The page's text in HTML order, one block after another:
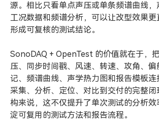
源。相比只看单点声压或单条频谱曲线，
工况数据和频谱分析，可以让改型效果更
形成可复核的测试结论。
SonoDAQ + OpenTest 的价值就在于，
压、同步时间戳、风速、转速、攻角、
记、频谱曲线、声学热力图和报告模板连
采集、分析、定位、对比到交付的完整
构来说，这不仅提升了单次测试的分析效
淀可复用的测试方法和报告流程。